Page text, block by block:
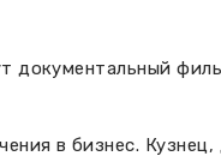
документальный
в бизнес.